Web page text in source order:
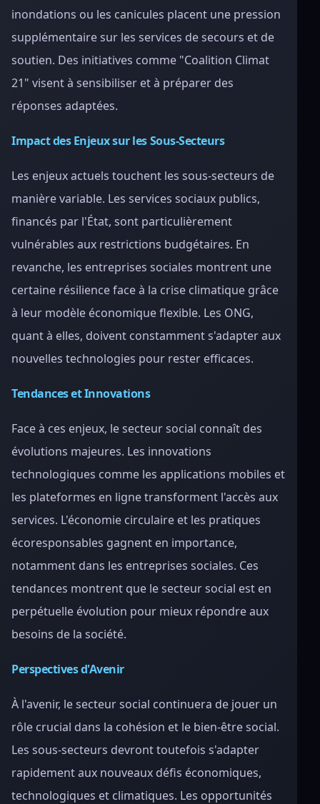
inondations ou les canicules placent une pression
supplémentaire sur les services de secours et de
soutien. Des initiatives comme "Coalition Climat
21" visent à sensibiliser et à préparer des
réponses adaptées.
Impact des Enjeux sur les Sous-Secteurs
Les enjeux actuels touchent les sous-secteurs de
manière variable. Les services sociaux publics,
financés par l'État, sont particulièrement
vulnérables aux restrictions budgétaires. En
revanche, les entreprises sociales montrent une
certaine résilience face à la crise climatique grâce
à leur modèle économique flexible. Les ONG,
quant à elles, doivent constamment s'adapter aux
nouvelles technologies pour rester efficaces.
Tendances et Innovations
Face à ces enjeux, le secteur social connaît des
évolutions majeures. Les innovations
technologiques comme les applications mobiles et
les plateformes en ligne transforment l'accès aux
services. L'économie circulaire et les pratiques
écoresponsables gagnent en importance,
notamment dans les entreprises sociales. Ces
tendances montrent que le secteur social est en
perpétuelle évolution pour mieux répondre aux
besoins de la société.
Perspectives d'Avenir
À l'avenir, le secteur social continuera de jouer un
rôle crucial dans la cohésion et le bien-être social.
Les sous-secteurs devront toutefois s'adapter
rapidement aux nouveaux défis économiques,
technologiques et climatiques. Les opportunités